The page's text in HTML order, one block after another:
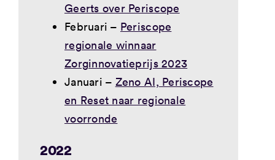
Geerts over Periscope
Februari – Periscope
regionale winnaar
Zorginnovatieprijs 2023
Januari – Zeno AI, Periscope
en Reset naar regionale
voorronde
2022